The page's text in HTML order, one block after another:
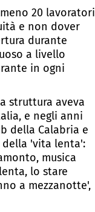
20 lavoratori
e non dover
durante
a livello
in ogni
struttura aveva
e negli anni
della Calabria e
della 'vita lenta':
musica
lo stare
a mezzanotte',